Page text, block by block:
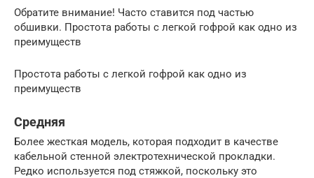
Обратите внимание! Часто ставится под частью
обшивки. Простота работы с легкой гофрой как одно из
преимуществ
Простота работы с легкой гофрой как одно из
преимуществ
Средняя
Более жесткая модель, которая подходит в качестве
кабельной стенной электротехнической прокладки.
Редко используется под стяжкой, поскольку это